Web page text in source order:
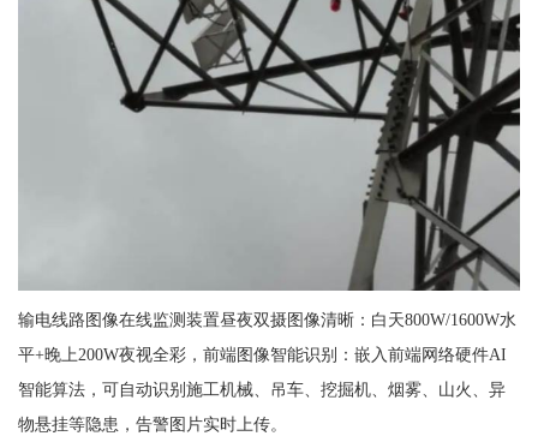
输电线路图像在线监测装置昼夜双摄图像清晰：白天800W/1600W水
平+晚上200W夜视全彩，前端图像智能识别：嵌入前端网络硬件AI
智能算法，可自动识别施工机械、吊车、挖掘机、烟雾、山火、异
物悬挂等隐患，告警图片实时上传。